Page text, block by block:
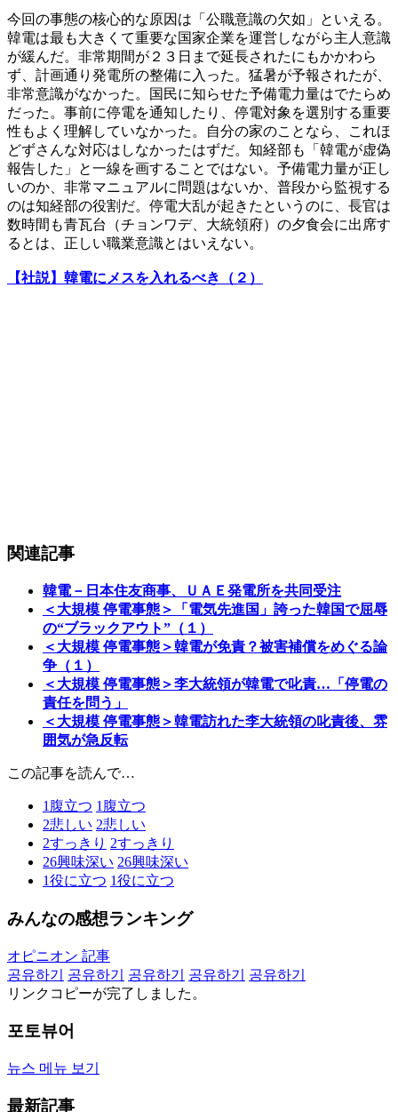
今回の事態の核心的な原因は「公職意識の欠如」といえる。
韓電は最も大きくて重要な国家企業を運営しながら主人意識
が緩んだ。非常期間が２３日まで延長されたにもかかわら
ず、計画通り発電所の整備に入った。猛暑が予報されたが、
非常意識がなかった。国民に知らせた予備電力量はでたらめ
だった。事前に停電を通知したり、停電対象を選別する重要
性もよく理解していなかった。自分の家のことなら、これほ
どずさんな対応はしなかったはずだ。知経部も「韓電が虚偽
報告した」と一線を画することではない。予備電力量が正し
いのか、非常マニュアルに問題はないか、普段から監視する
のは知経部の役割だ。停電大乱が起きたというのに、長官は
数時間も青瓦台（チョンワデ、大統領府）の夕食会に出席す
るとは、正しい職業意識とはいえない。
【社説】韓電にメスを入れるべき（２）
関連記事
韓電－日本住友商事、ＵＡＥ発電所を共同受注
＜大規模 停電事態＞「電気先進国」誇った韓国で屈辱
の“ブラックアウト”（１）
＜大規模 停電事態＞韓電が免責？被害補償をめぐる論
争（１）
＜大規模 停電事態＞李大統領が韓電で叱責…「停電の
責任を問う」
＜大規模 停電事態＞韓電訪れた李大統領の叱責後、雰
囲気が急反転
この記事を読んで…
1 腹立つ 1 腹立つ
2悲しい 2悲しい
2すっきり 2すっきり
26興味深い 26興味深い
1役に立つ 1役に立つ
みんなの感想ランキング
オピニオン 記事
공유하기
공유하기 공유하기 공유하기
공유하기
リンクコピーが完了しました。
포토뷰어
뉴스 메뉴 보기
最新記事